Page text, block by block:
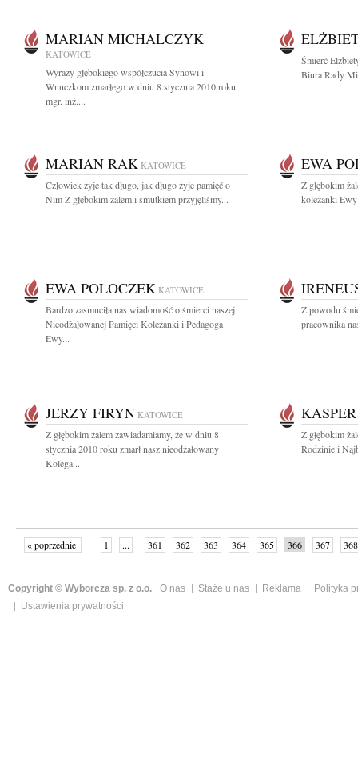
MARIAN MICHALCZYK
KATOWICE
Wyrazy głębokiego współczucia Synowi i
Wnuczkom zmarłego w dniu 8 stycznia 2010 roku
mgr. inż....
Śmierć
Biura Rady
MARIAN RAK KATOWICE
Człowiek żyje tak długo, jak długo żyje pamięć o
Nim Z głębokim żalem i smutkiem przyjęliśmy...
EWA
Z głębokim
koleżanki
EWA POLOCZEK KATOWICE
Bardzo zasmuciła nas wiadomość o śmierci naszej
Nieodżałowanej Pamięci Koleżanki i Pedagoga
Ewy...
Z powodu
pracownika
JERZY FIRYN KATOWICE
Z głębokim żalem zawiadamiamy, że w dniu 8
stycznia 2010 roku zmarł nasz nieodżałowany
Kolega...
Z głębokim
Rodzinie i
« poprzednie 1 ... 361 362 363 364 365 366 367
368
Copyright © Wyborcza sp. z o.o. O nas Staże u nas Reklama
Polityka
Ustawienia prywatności